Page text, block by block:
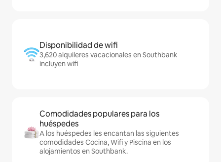
Disponibilidad de wifi
3,620 alquileres vacacionales en Southbank
incluyen wifi
Comodidades populares para los
huéspedes
A los huéspedes les encantan las siguientes
comodidades Cocina, Wifi y Piscina en los
alojamientos en Southbank.